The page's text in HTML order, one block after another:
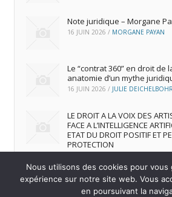
Note juridique – Morgane
16 JUIN 2026 / MORGANE PAYAN
Le “contrat 360” en droit de
anatomie d’un mythe
16 JUIN 2026 / JULIE
LE DROIT A LA VOIX DES
FACE A L’INTELLIGENCE
ETAT DU DROIT POSITIF ET
PROTECTION
Nous utilisons des cookies pour vous
expérience sur notre site web. Vous
en poursuivant la